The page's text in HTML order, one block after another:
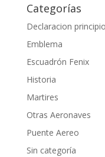
Categorías
Declaracion
Emblema
Escuadrón Fenix
Historia
Martires
Otras Aeronaves
Puente Aereo
Sin categoría